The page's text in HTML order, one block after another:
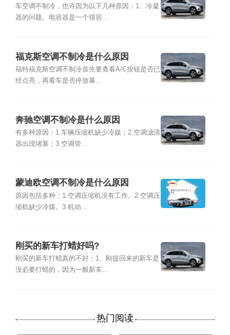
车空调不制冷，也许因为以下几种原因：1、冷凝
器的问题。电容器是一个很容...
福克斯空调不制冷是什么原因
福特福克斯空调不制冷首先要查看A/C按钮是否已
经点亮，再看车是否停放暴...
奔驰空调不制冷是什么原因
有多种原因：1.车辆压缩机缺少冷媒；2.空调滤清
器出现堵塞；3.空调管...
蒙迪欧空调不制冷是什么原因
原因包括多种：1.空调压缩机没有工作。2.空调压
缩机缺少冷煤。3.机动...
刚买的新车打蜡好吗?
刚买的新车打蜡真的不好：1、刚提回来的新车是
没必要打蜡的，因为一般新车...
热门阅读